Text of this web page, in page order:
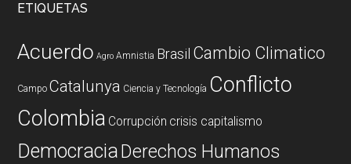
ETIQUETAS
Acuerdo Agro Amnistia Brasil Cambio Climatico
Campo Catalunya Ciencia y Tecnología Conflicto
Colombia Corrupción crisis capitalismo
DemocraciaDerechos Humanos